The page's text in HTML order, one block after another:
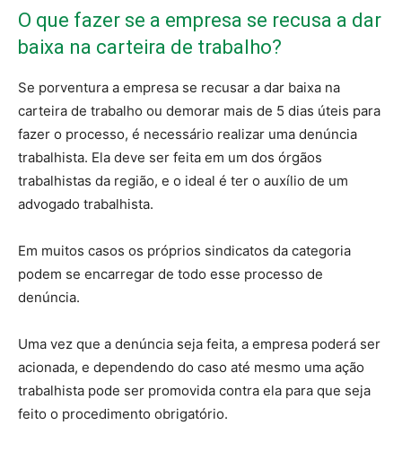
O que fazer se a empresa se recusa a dar
baixa na carteira de trabalho?
Se porventura a empresa se recusar a dar baixa na
carteira de trabalho ou demorar mais de 5 dias úteis para
fazer o processo, é necessário realizar uma denúncia
trabalhista. Ela deve ser feita em um dos órgãos
trabalhistas da região, e o ideal é ter o auxílio de um
advogado trabalhista.
Em muitos casos os próprios sindicatos da categoria
podem se encarregar de todo esse processo de
denúncia.
Uma vez que a denúncia seja feita, a empresa poderá ser
acionada, e dependendo do caso até mesmo uma ação
trabalhista pode ser promovida contra ela para que seja
feito o procedimento obrigatório.